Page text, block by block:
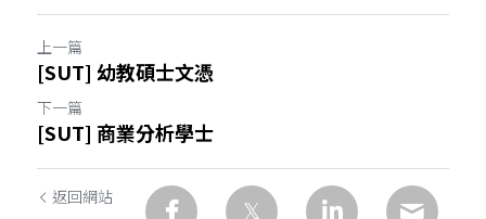
上一篇
[SUT] 幼教碩士文憑
下一篇
[SUT] 商業分析學士
返回網站